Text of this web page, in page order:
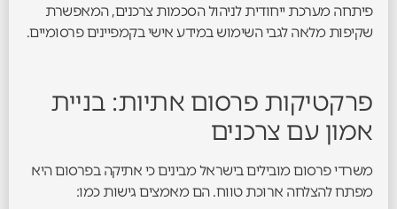
פיתחה מערכת ייחודית לניהול הסכמות צרכנים, המאפשרת
שקיפות מלאה לגבי השימוש במידע אישי בקמפיינים פרסומיים.
פרקטיקות פרסום אתיות: בניית
אמון עם צרכנים
משרדי פרסום מובילים בישראל מבינים כי אתיקה בפרסום היא
מפתח להצלחה ארוכת טווח. הם מאמצים גישות כמו: